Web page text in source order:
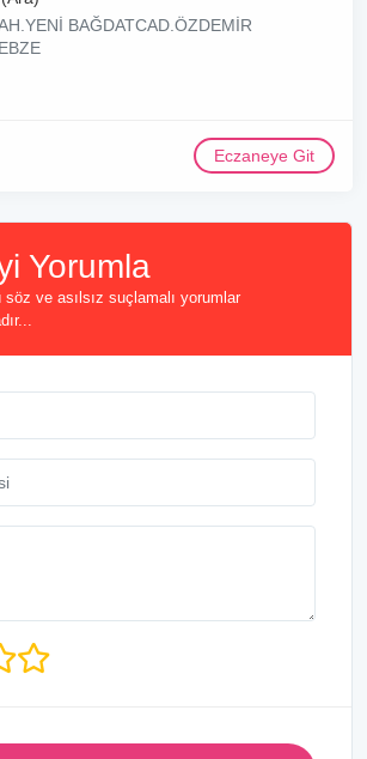
BAĞDATCAD.ÖZDEMİR
Eczaneye Git
Yorumla
söz ve asılsız suçlamalı yorumlar